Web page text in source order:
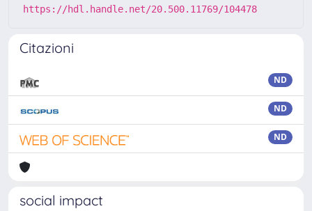
https://hdl.handle.net/20.500.11769/104478
Citazioni
ND
ND
ND
social impact